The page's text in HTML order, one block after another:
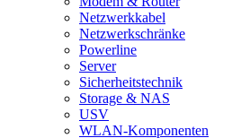
Netzwerkkabel
Netzwerkschränke
Powerline
Server
Sicherheitstechnik
Storage & NAS
USV
WLAN-Komponenten